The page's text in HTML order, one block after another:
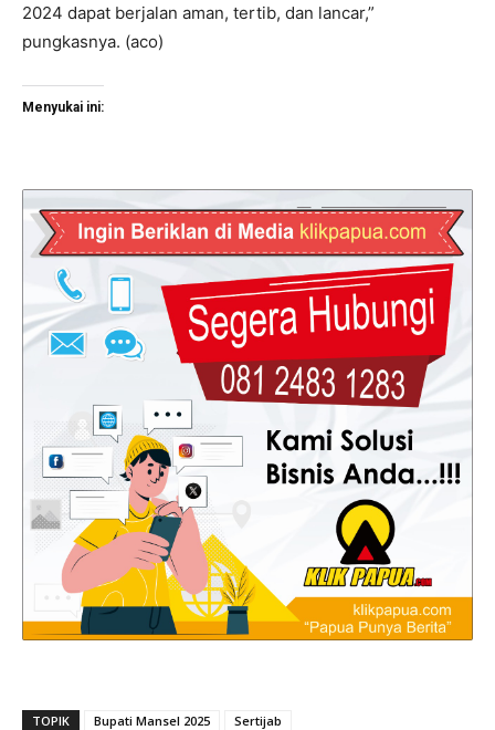
2024 dapat berjalan aman, tertib, dan lancar,”
pungkasnya. (aco)
Menyukai ini:
TOPIK Bupati Mansel 2025 Sertijab